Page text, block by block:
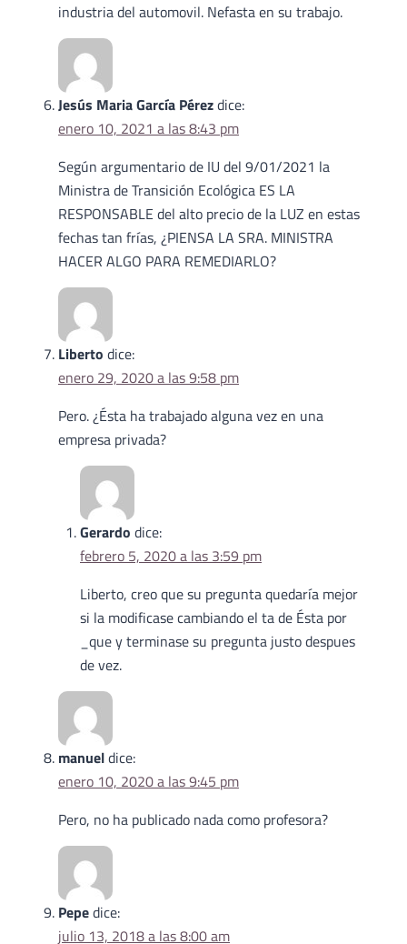
industria del automovil. Nefasta en su trabajo.
Jesús Maria García Pérezdice:
enero 10, 2021 a las 8:43 pm
Según argumentario de IU del 9/01/2021 la
Ministra de Transición Ecológica ES LA
RESPONSABLE del alto precio de la LUZ en estas
fechas tan frías, ¿PIENSA LA SRA. MINISTRA
HACER ALGO PARA REMEDIARLO?
Liberto dice:
enero 29, 2020 a las 9:58 pm
Pero. ¿Ésta ha trabajado alguna vez en una
empresa privada?
Gerardo dice:
febrero 5, 2020 a las 3:59 pm
Liberto, creo que su pregunta quedaría mejor
si la modificase cambiando el ta de Ésta por
_que y terminase su pregunta justo despues
de vez.
manueldice:
enero 10, 2020 a las 9:45 pm
Pero, no ha publicado nada como profesora?
Pepedice:
julio 13, 2018 a las 8:00 am